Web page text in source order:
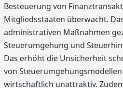
Besteuerung von
Mitgliedsstaaten überwacht.
administrativen Maßnahmen
Steuerumgehung und
Das erhöht die Unsicherheit
von
wirtschaftlich unattraktiv.